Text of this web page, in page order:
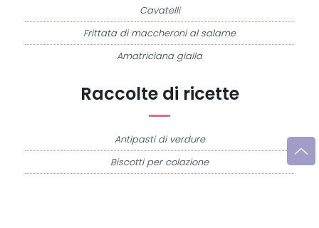
Raccolte di ricette
Antipasti di verdure
Biscotti per colazione
Cavatelli
Frittata di maccheroni al salame
Amatriciana gialla